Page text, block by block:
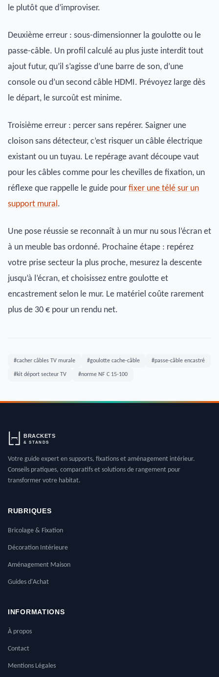
le plutôt que d’improviser.
Deuxième erreur : sous-dimensionner la goulotte ou le
passe-câble. Un profil calculé au plus juste interdit tout
ajout futur, qu’il s’agisse d’une barre de son, d’une
console ou d’un second câble HDMI. Prévoyez large dès
le départ, le surcoût est minime.
Troisième erreur : percer sans repérer. Saigner une
cloison sans détecteur, c’est risquer un câble électrique
existant ou un tuyau. Le repérage avant découpe vaut
pour les câbles comme pour les chevilles de fixation, un
réflexe que rappelle le guide pour fixer une télé sur un
support mural.
Une pose réussie se reconnaît à un mur nu sous l’écran et
à un meuble bas ordonné. Prochaine étape : repérez
votre prise secteur la plus proche, mesurez la descente
jusqu’à l’écran, et choisissez entre goulotte et
encastrement selon le mur. Le matériel coûte rarement
plus de 30 € pour un rendu net.
#cacher câbles TV murale #goulotte cache-câble #passe-câble encastré
#kit déport secteur TV #norme NF C 15-100
Votre guide expert en supports, fixations et aménagement intérieur.
Conseils pratiques, comparatifs et solutions de rangement pour
transformer votre habitat.
RUBRIQUES
Bricolage & Fixation
Décoration Intérieure
Aménagement Maison
Guides d'Achat
INFORMATIONS
À propos
Contact
Mentions Légales